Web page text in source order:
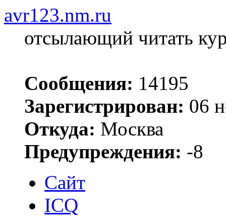
avr123.nm.ru
отсылающий читать
Сообщения: 14195
Зарегистрирован: 06
Откуда: Москва
Предупреждения: -8
Сайт
ICQ